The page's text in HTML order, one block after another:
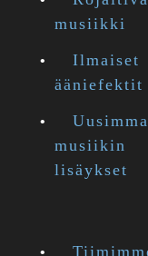
musiikki
Ilmaiset
ääniefektit
musiikin
lisäykset